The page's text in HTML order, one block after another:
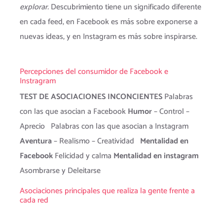
explorar.Descubrimiento tiene un significado diferente
en cada feed, en Facebook es más sobre exponerse a
nuevas ideas, y en Instagram es más sobre inspirarse.
Percepciones del consumidor de Facebook e
Instragram
TEST DE ASOCIACIONES INCONCIENTESPalabras
con las que asocian a FacebookHumor– Control –
Aprecio Palabras con las que asocian a Instagram
Aventura– Realismo – Creatividad Mentalidad en
FacebookFelicidad y calma Mentalidad en instagram
Asombrarse y Deleitarse
Asociaciones principales que realiza la gente frente a
cada red